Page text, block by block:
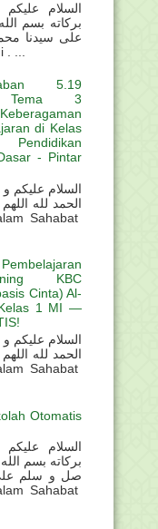
السلام
بركاته بسم
على سيدنا
. ...
5.19
Tema 3
di Kelas
- Pintar
الحمد لله
KBC
Cinta) Al-
1 MI —
الحمد لله
Otomatis
السلام
بركاته بسم
صل و سلم